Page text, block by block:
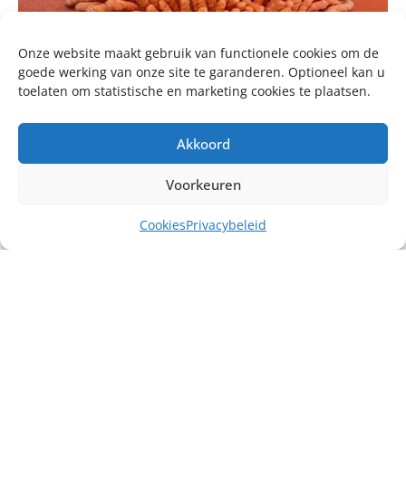
Onze website maakt gebruik van functionele cookies om de
goede werking van onze site te garanderen. Optioneel kan u
toelaten om statistische en marketing cookies te plaatsen.
Akkoord
Voorkeuren
CookiesPrivacybeleid